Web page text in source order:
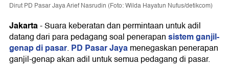
Dirut PD Pasar Jaya Arief Nasrudin (Foto: Wilda Hayatun Nufus/detikcom)
Jakarta-Suara keberatan dan permintaan untuk adil
datang dari para pedagang soal penerapansistem ganjil-
genap di pasar. PD Pasar Jayamenegaskan penerapan
ganjil-genap akan adil untuk semua pedagang di pasar.